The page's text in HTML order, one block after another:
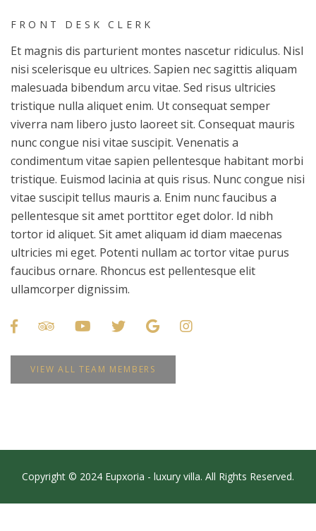
FRONT DESK CLERK
Et magnis dis parturient montes nascetur ridiculus. Nisl
nisi scelerisque eu ultrices. Sapien nec sagittis aliquam
malesuada bibendum arcu vitae. Sed risus ultricies
tristique nulla aliquet enim. Ut consequat semper
viverra nam libero justo laoreet sit. Consequat mauris
nunc congue nisi vitae suscipit. Venenatis a
condimentum vitae sapien pellentesque habitant morbi
tristique. Euismod lacinia at quis risus. Nunc congue nisi
vitae suscipit tellus mauris a. Enim nunc faucibus a
pellentesque sit amet porttitor eget dolor. Id nibh
tortor id aliquet. Sit amet aliquam id diam maecenas
ultricies mi eget. Potenti nullam ac tortor vitae purus
faucibus ornare. Rhoncus est pellentesque elit
ullamcorper dignissim.
VIEW ALL TEAM MEMBERS
Copyright © 2024 Eupxoria - luxury villa. All Rights Reserved.